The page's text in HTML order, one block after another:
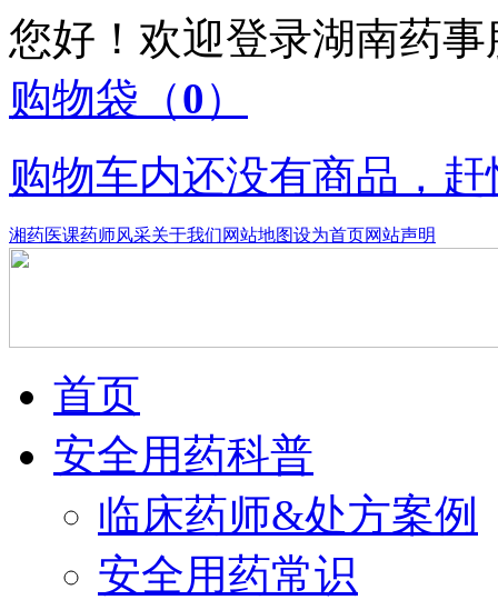
您好！欢迎登录湖南药
购物袋 （0）
购物车内还没有商品，
湘药医课药师风采关于我们网站地图设为首页网站声明
首页
安全用药科普
临床药师&处方案例
安全用药常识